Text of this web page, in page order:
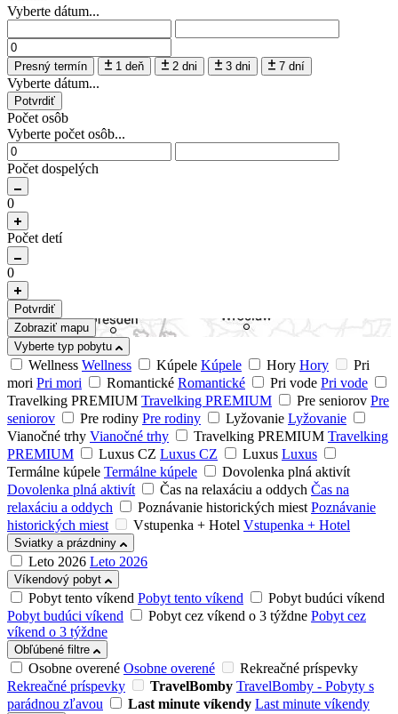
Vyberte dátum...
Presný termín 1 deň 2 dni 3 dni 7 dní
Vyberte dátum...
Potvrdiť
Počet osôb
Vyberte počet osôb...
Počet dospelých
0
Počet detí
0
Potvrdiť
Zobraziť mapu
Vyberte typ pobytu
Wellness Wellness Kúpele Kúpele Hory Hory
Pri
mori Pri mori Romantické Romantické Pri vode Pri vode
Travelking PREMIUM Travelking PREMIUM Pre seniorov Pre
seniorov
Pre rodiny Pre rodiny Lyžovanie Lyžovanie
Vianočné trhy Vianočné trhy Travelking PREMIUM Travelking
PREMIUM
Luxus CZ Luxus CZ Luxus Luxus
Termálne kúpele Termálne kúpele
Dovolenka plná aktivít
Dovolenka plná aktivít
Čas na relaxáciu a oddych Čas na
relaxáciu a oddych
Poznávanie historických miest Poznávanie
historických miest
Vstupenka + Hotel Vstupenka + Hotel
Sviatky a prázdniny
Leto 2026 Leto 2026
Víkendový pobyt
Pobyt tento víkend Pobyt tento víkend
Pobyt budúci víkend
Pobyt budúci víkend
Pobyt cez víkend o 3 týždne Pobyt cez
víkend o 3 týždne
Obľúbené filtre
Osobne overené Osobne overené
Rekreačné príspevky
Rekreačné príspevky
TravelBomby TravelBomby - Pobyty s
parádnou zľavou
Last minute víkendy Last minute víkendy